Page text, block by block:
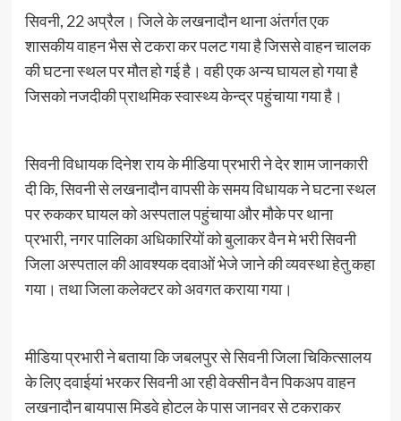
सिवनी, 22 अप्रैल। जिले के लखनादौन थाना अंतर्गत एक
शासकीय वाहन भैस से टकरा कर पलट गया है जिससे वाहन चालक
की घटना स्थल पर मौत हो गई है। वही एक अन्य घायल हो गया है
जिसको नजदीकी प्राथमिक स्वास्थ्य केन्द्र पहुंचाया गया है।
सिवनी विधायक दिनेश राय के मीडिया प्रभारी ने देर शाम जानकारी
दी कि, सिवनी से लखनादौन वापसी के समय विधायक ने घटना स्थल
पर रुककर घायल को अस्पताल पहुंचाया और मौके पर थाना
प्रभारी, नगर पालिका अधिकारियों को बुलाकर वैन मे भरी सिवनी
जिला अस्पताल की आवश्यक दवाओं भेजे जाने की व्यवस्था हेतु कहा
गया। तथा जिला कलेक्टर को अवगत कराया गया।
मीडिया प्रभारी ने बताया कि जबलपुर से सिवनी जिला चिकित्सालय
के लिए दवाईयां भरकर सिवनी आ रही वेक्सीन वैन पिकअप वाहन
लखनादौन बायपास मिडवे होटल के पास जानवर से टकराकर